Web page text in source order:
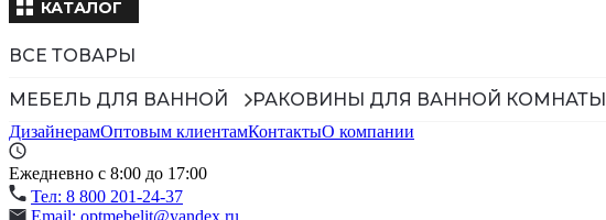
КАТАЛОГ
ВСЕ ТОВАРЫ
МЕБЕЛЬ ДЛЯ ВАННОЙ РАКОВИНЫ ДЛЯ ВАННОЙ КОМНАТЫ
ДизайнерамОптовым клиентамКонтактыО компании
Ежедневно с 8:00 до 17:00
Тел: 8 800 201-24-37
Email: optmebelit@yandex.ru